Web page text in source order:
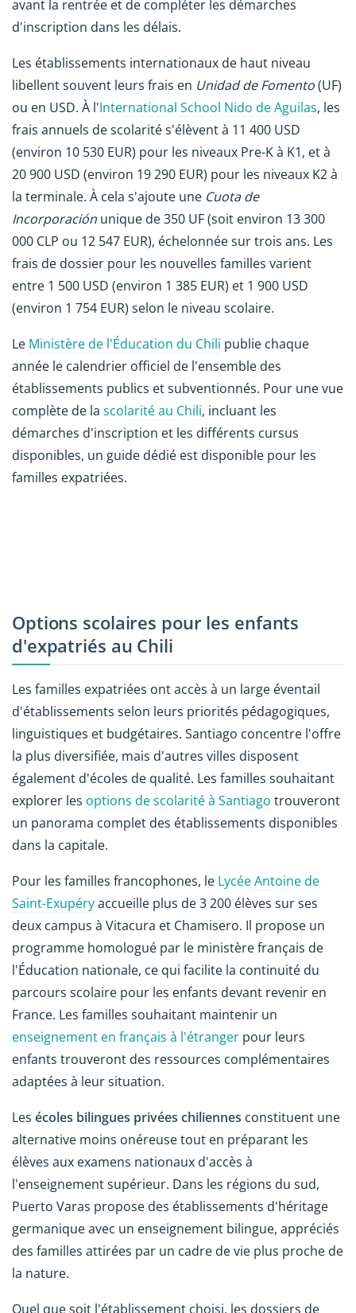
avant la rentrée et de compléter les démarches
d'inscription dans les délais.
Les établissements internationaux de haut niveau
libellent souvent leurs frais en Unidad de Fomento(UF)
ou en USD. À l'International School Nido de Aguilas, les
frais annuels de scolarité s'élèvent à 11 400 USD
(environ 10 530 EUR) pour les niveaux Pre-K à K1, et à
20 900 USD (environ 19 290 EUR) pour les niveaux K2 à
la terminale. À cela s'ajoute une Cuota de
Incorporación unique de 350 UF (soit environ 13 300
000 CLP ou 12 547 EUR), échelonnée sur trois ans. Les
frais de dossier pour les nouvelles familles varient
entre 1 500 USD (environ 1 385 EUR) et 1 900 USD
(environ 1 754 EUR) selon le niveau scolaire.
Le Ministère de l'Éducation du Chili publie chaque
année le calendrier officiel de l'ensemble des
établissements publics et subventionnés. Pour une vue
complète de la scolarité au Chili, incluant les
démarches d'inscription et les différents cursus
disponibles, un guide dédié est disponible pour les
familles expatriées.
Options scolaires pour les enfants
d'expatriés au Chili
Les familles expatriées ont accès à un large éventail
d'établissements selon leurs priorités pédagogiques,
linguistiques et budgétaires. Santiago concentre l'offre
la plus diversifiée, mais d'autres villes disposent
également d'écoles de qualité. Les familles souhaitant
explorer les options de scolarité à Santiago trouveront
un panorama complet des établissements disponibles
dans la capitale.
Pour les familles francophones, le Lycée Antoine de
Saint-Exupéryaccueille plus de 3 200 élèves sur ses
deux campus à Vitacura et Chamisero. Il propose un
programme homologué par le ministère français de
l'Éducation nationale, ce qui facilite la continuité du
parcours scolaire pour les enfants devant revenir en
France. Les familles souhaitant maintenir un
enseignement en français à l'étranger pour leurs
enfants trouveront des ressources complémentaires
adaptées à leur situation.
Les écoles bilingues privées chiliennes constituent une
alternative moins onéreuse tout en préparant les
élèves aux examens nationaux d'accès à
l'enseignement supérieur. Dans les régions du sud,
Puerto Varas propose des établissements d'héritage
germanique avec un enseignement bilingue, appréciés
des familles attirées par un cadre de vie plus proche de
la nature.
Quel que soit l'établissement choisi, les dossiers de